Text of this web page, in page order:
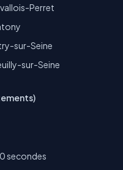
Perret
sur-Seine
sur-Seine
secondes